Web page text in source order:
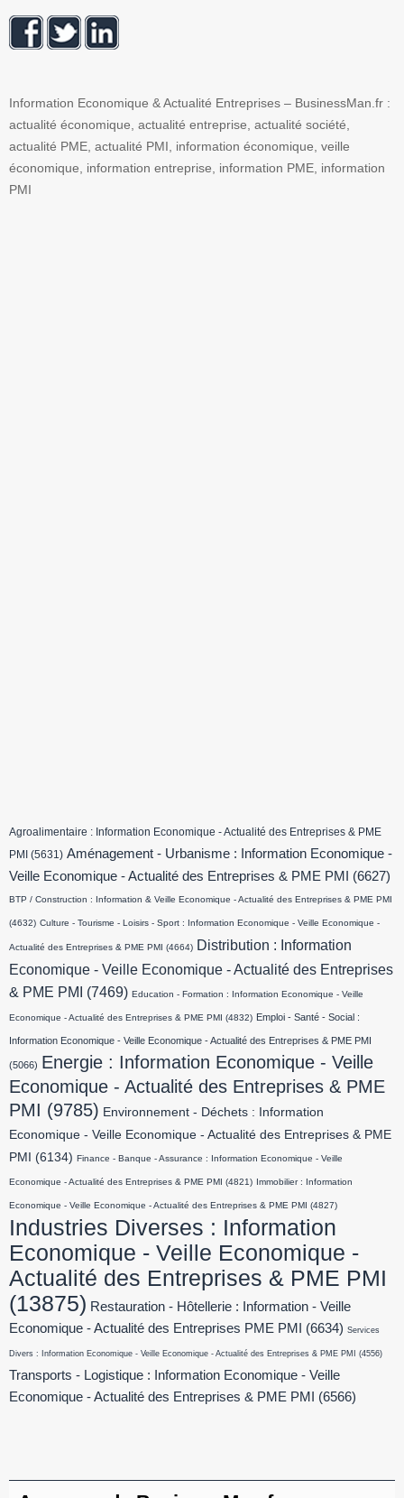
Information Economique & Actualité Entreprises – BusinessMan.fr :
actualité économique, actualité entreprise, actualité société,
actualité PME, actualité PMI, information économique, veille
économique, information entreprise, information PME, information
PMI
Agroalimentaire : Information Economique - Actualité des Entreprises & PME
PMI (5631) Aménagement - Urbanisme : Information Economique -
Veille Economique - Actualité des Entreprises & PME PMI
(6627)
BTP / Construction : Information & Veille Economique - Actualité des Entreprises & PME PMI
(4632) Culture - Tourisme - Loisirs - Sport : Information Economique - Veille Economique -
Actualité des Entreprises & PME PMI (4664) Distribution : Information
Economique - Veille Economique - Actualité des Entreprises
& PME PMI
(7469) Education - Formation : Information Economique - Veille
Economique - Actualité des Entreprises & PME PMI (4832) Emploi - Santé - Social :
Information Economique - Veille Economique - Actualité des Entreprises & PME PMI
(5066) Energie : Information Economique - Veille
Economique - Actualité des Entreprises & PME
PMI (9785) Environnement - Déchets : Information
Economique - Veille Economique - Actualité des Entreprises & PME
PMI
(6134) Finance - Banque - Assurance : Information Economique - Veille
Economique - Actualité des Entreprises & PME PMI (4821) Immobilier : Information
Economique - Veille Economique - Actualité des Entreprises & PME PMI (4827)
Industries Diverses : Information
Economique - Veille Economique -
Actualité des Entreprises & PME PMI
(13875) Restauration - Hôtellerie : Information - Veille
Economique - Actualité des Entreprises PME PMI
(6634) Services
Divers : Information Economique - Veille Economique - Actualité des Entreprises & PME PMI (4556)
Transports - Logistique : Information Economique - Veille
Economique - Actualité des Entreprises & PME PMI
(6566)